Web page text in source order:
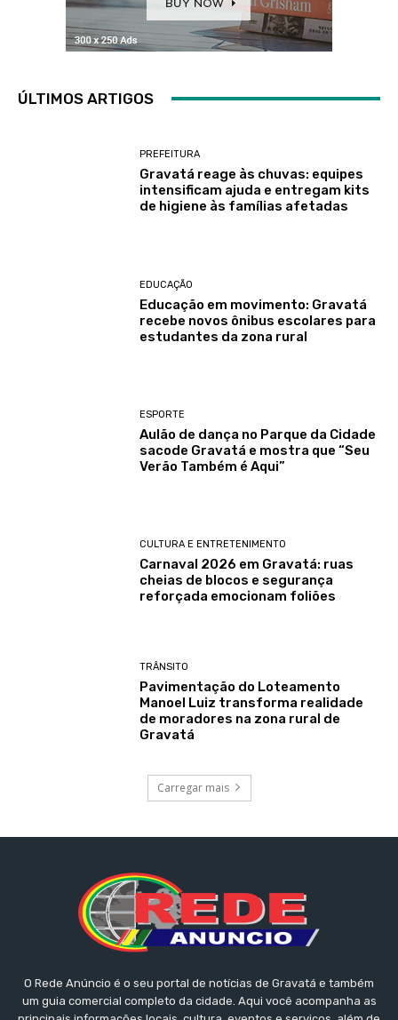
ÚLTIMOS ARTIGOS
PREFEITURA
Gravatá reage às chuvas: equipes
intensificam ajuda e entregam kits
de higiene às famílias afetadas
EDUCAÇÃO
Educação em movimento: Gravatá
recebe novos ônibus escolares para
estudantes da zona rural
ESPORTE
Aulão de dança no Parque da Cidade
sacode Gravatá e mostra que “Seu
Verão Também é Aqui”
CULTURA E ENTRETENIMENTO
Carnaval 2026 em Gravatá: ruas
cheias de blocos e segurança
reforçada emocionam foliões
TRÂNSITO
Pavimentação do Loteamento
Manoel Luiz transforma realidade
de moradores na zona rural de
Gravatá
Carregar mais
O Rede Anúncio é o seu portal de notícias de Gravatá e também
um guia comercial completo da cidade. Aqui você acompanha as